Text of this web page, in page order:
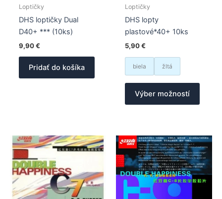
Loptičky
DHS loptičky Dual
D40+ *** (10ks)
9,90€
Pridať do košíka
Loptičky
DHS lopty
plastové*40+ 10ks
5,90€
biela žltá
Výber možností
Tento
si
vybrať